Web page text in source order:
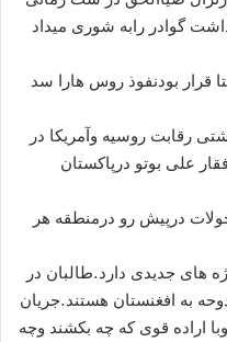
گوادر رابه شوری میداد
قرار بودنفوذ روس هارا سد
رقابت روسیه وآمریکا در
علی بوتو درپاکستان
درپیش رو درمنطقه هر
های جدیدی دارد.طالبان در
به افغنستان هستند.جریان
اراده قوی که چه بکشند وچه